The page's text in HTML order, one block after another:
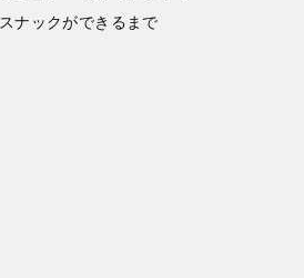
スナックができるまで